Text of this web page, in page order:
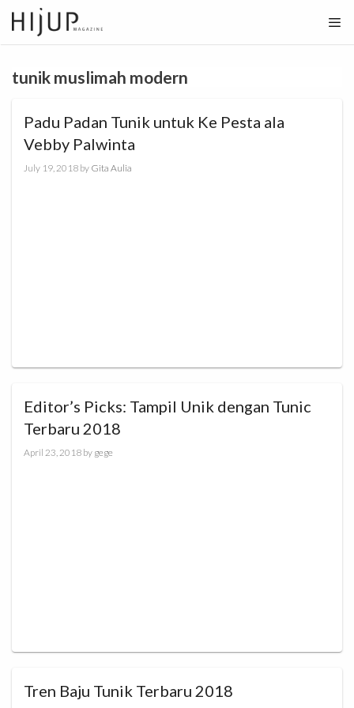
Skip
to
content
tunik muslimah modern
Padu Padan Tunik untuk Ke Pesta ala
Vebby Palwinta
July 19, 2018 by Gita Aulia
Editor’s Picks: Tampil Unik dengan Tunic
Terbaru 2018
April 23, 2018 by gege
Tren Baju Tunik Terbaru 2018